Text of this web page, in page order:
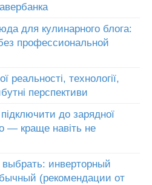
для кулинарного блога:
профессиональной
реальності, технології,
перспективи
до зарядної
— краще навіть не
инверторный
(рекомендации от